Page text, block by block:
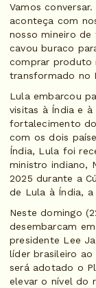
Vamos
aconteça com
nosso mineiro
cavou buraco
comprar produto
transformado no
Lula embarcou
visitas à Índia e
fortalecimento
com os dois
Índia, Lula foi
ministro indiano,
2025 durante a
de Lula à Índia,
Neste domingo
desembarcam
presidente Lee
líder brasileiro ao
será adotado o
elevar o nível do